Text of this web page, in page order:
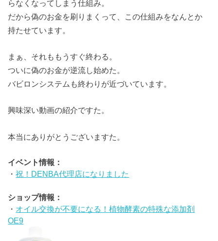
らなくなってしまう仕組み。
だから偽のお金を刷りまくって、この仕組みをなんとか
持たせています。
まぁ、それももうすぐ終わる。
ついに偽のお金が逆流し始めた。
バビロンシステムも終わりが近づいています。
興味深い動画の紹介ですた。
本当にありがとうございますた。
イベント情報：
・祝！DENBA代理店になりました
ショップ情報：
・ オイル交換が不要になる！植物酵素の特殊な添加剤
OE9